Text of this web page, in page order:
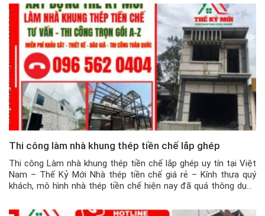
Thi công làm nhà khung thép tiền chế lắp ghép
Thi công Làm nhà khung thép tiền chế lắp ghép uy tín tại Việt
Nam – Thế Kỷ Mới Nhà thép tiền chế giá rẻ – Kính thưa quý
khách, mô hình nhà thép tiền chế hiện nay đã quá thông dụng